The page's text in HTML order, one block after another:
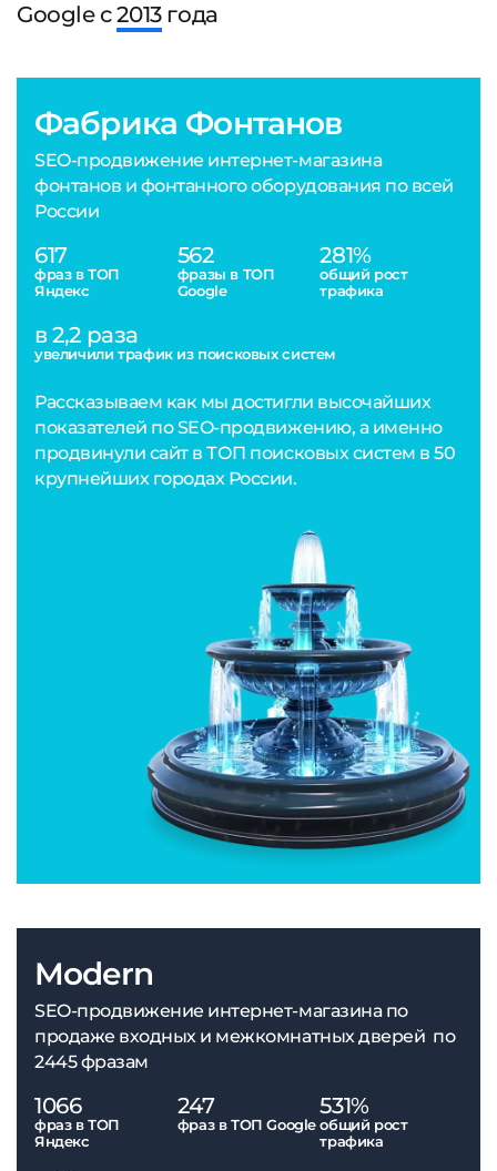
Google с2013года
Фабрика Фонтанов
SEO-продвижение интернет-магазина
фонтанов и фонтанного оборудования по всей
России
617
фраз в ТОП
Яндекс
562
фразы в ТОП
Google
281%
общий рост
трафика
в 2,2 раза
увеличили трафик из поисковых систем
Рассказываем как мы достигли высочайших
показателей по SEO-продвижению, а именно
продвинули сайт в ТОП поисковых систем в 50
крупнейших городах России.
Modern
SEO-продвижение интернет-магазина по
продаже входных и межкомнатных дверей по
2445 фразам
1066
фраз в ТОП
Яндекс
247
фраз в ТОП Google
531%
общий рост
трафика